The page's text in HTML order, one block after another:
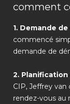
comment
1. Demande
commencé
demande de
2.
CIP, Jeffrey
rendez-vous au